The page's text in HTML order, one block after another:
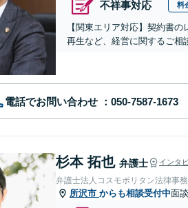
不祥事対応 料
【関東エリア対応】契約書
再生など、経営に関するご相
電話でお問い合わせ
杉本 拓也 弁護士 インタ
弁護士法人コスモポリタン法律事
所沢市 からも相談受付中面